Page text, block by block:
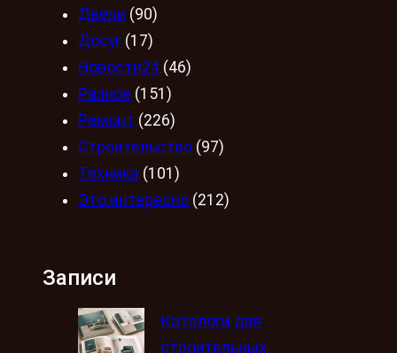
Двери (90)
Досуг (17)
Новости24 (46)
Разное (151)
Ремонт (226)
Строительство (97)
Техника (101)
Это интересно (212)
Записи
Каталоги для
строительных,